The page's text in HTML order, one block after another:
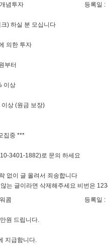
념투자 등록일 :
) 하실 분 모십니다
의한 투자
부터
이상
상 (원금 보장)
집중 ***
3401-1882)로 문의 하세요
없이 글 올려서 죄송합니다
는 글이라면 삭제해주세요 비번은
콤 등록일 :
원 드립니다.
지급함니다.